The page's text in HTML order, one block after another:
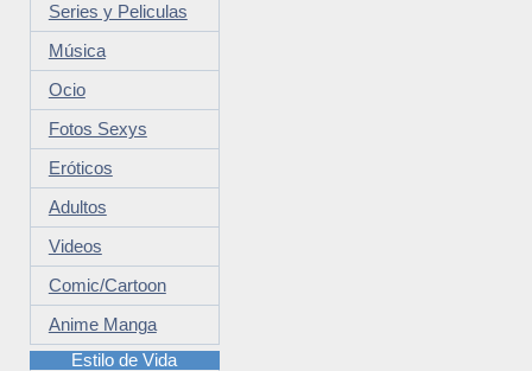
Series y Peliculas
Música
Ocio
Fotos Sexys
Eróticos
Adultos
Videos
Comic/Cartoon
Anime Manga
Estilo de Vida